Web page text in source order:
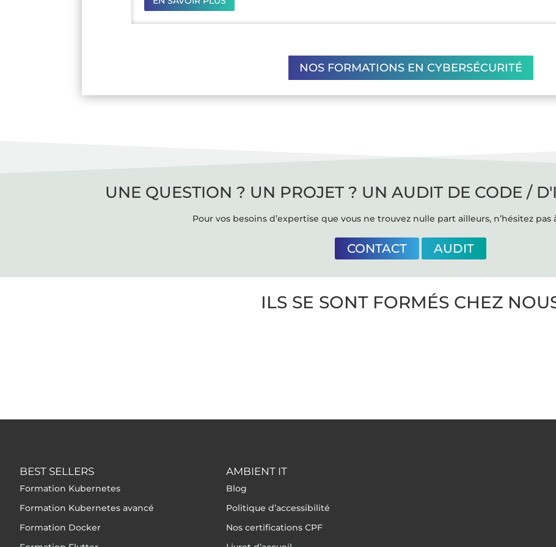
NOS FORMATIONS EN CYBERSÉCURITÉ
UNE QUESTION ? UN PROJET ? UN AUDIT DE CODE /
Pour vos besoins d’expertise que vous ne trouvez nulle part ailleurs, n’hésitez pas
CONTACT AUDIT
ILS SE SONT FORMÉS CHEZ
BEST SELLERS
Formation Kubernetes
Formation Kubernetes avancé
Formation Docker
AMBIENT IT
Blog
Politique d’accessibilité
Nos certifications CPF